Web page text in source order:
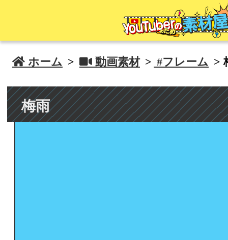
 ホーム >  動画素材 > #フレーム >
梅雨